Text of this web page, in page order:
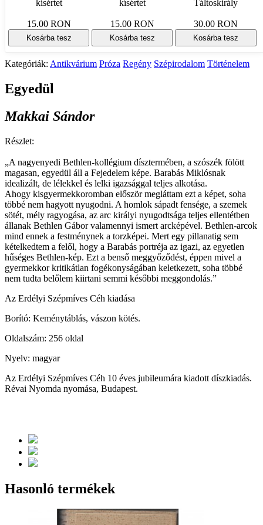
kísértet
15.00 RON
Kosárba tesz
kísértet
15.00 RON
Kosárba tesz
Táltoskirály
30.00 RON
Kosárba tesz
Kategóriák: Antikvárium Próza Regény Szépirodalom Történelem
Egyedül
Makkai Sándor
Részlet:
„A nagyenyedi Bethlen-kollégium dísztermében, a szószék fölött
magasan, egyedül áll a Fejedelem képe. Barabás Miklósnak
idealizált, de lélekkel és lelki igazsággal teljes alkotása.
Ahogy kisgyermekkoromban először megláttam ezt a képet, soha
többé nem hagyott nyugodni. A homlok sápadt fensége, a szemek
sötét, mély ragyogása, az arc királyi nyugodtsága teljes ellentétben
állanak Bethlen Gábor valamennyi ismert arcképével. Bethlen-arcok
mind ennek a festménynek a torzképei. Mert egy pillanatig sem
kételkedtem a felől, hogy a Barabás portréja az igazi, az egyetlen
hűséges Bethlen-kép. Ezt a benső meggyőződést, éppen mivel a
gyermekkor kritikátlan fogékonyságában keletkezett, soha többé
nem tudta belőlem kiirtani semmi későbbi meggondolás.”
Az Erdélyi Szépmíves Céh kiadása
Borító: Keménytáblás, vászon kötés.
Oldalszám: 256 oldal
Nyelv: magyar
Az Erdélyi Szépmíves Céh 10 éves jubileumára kiadott díszkiadás.
Révai Nyomda nyomása, Budapest.
Hasonló termékek